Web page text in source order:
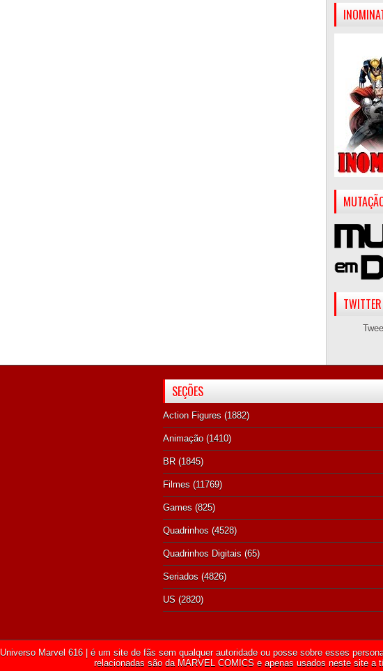
TWITTER
SEÇÕES
Action Figures (1882)
Animação (1410)
BR (1845)
Filmes (11769)
Games (825)
Quadrinhos (4528)
Quadrinhos Digitais (65)
Seriados (4826)
US (2820)
Universo Marvel 616 | é um site de fãs sem qualquer autoridade ou posse sobre esses
relacionadas são da MARVEL COMICS e apenas usados neste site a